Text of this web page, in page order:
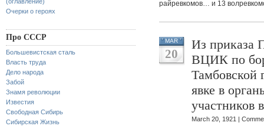
Очерки о героях
Про СССР
Большевистская сталь
Власть труда
Дело народа
Забой
Знамя революции
Известия
Свободная Сибирь
Сибирская Жизнь
райревкомов… и 13
MAR
20
Из приказа
ВЦИК по
Тамбовской
явке в
участников
March 20, 1921 |